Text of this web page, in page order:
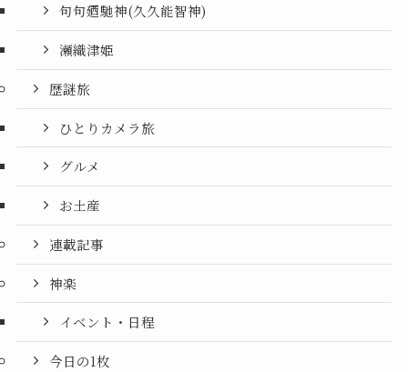
句句廼馳神(久久能智神)
瀬織津姫
歴謎旅
ひとりカメラ旅
グルメ
お土産
連載記事
神楽
イベント・日程
今日の1枚